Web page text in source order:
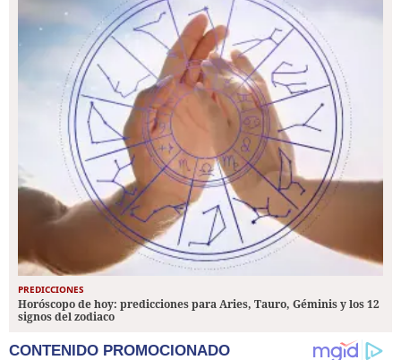
PREDICCIONES
Horóscopo de hoy: predicciones para Aries, Tauro, Géminis y los 12
signos del zodiaco
CONTENIDO PROMOCIONADO